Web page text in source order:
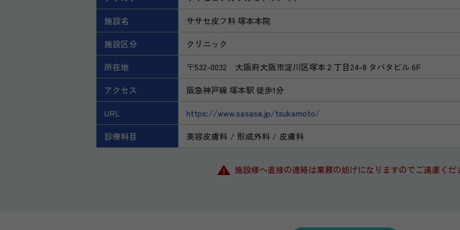
施設名
ササセ皮フ科 塚本本院
施設区分
クリニック
所在地
〒532-0032 大阪府大阪市淀川区塚本２丁目24-8 タバタビル 6F
アクセス
阪急神戸線 塚本駅 徒歩1分
URL
https://www.sasase.jp/tsukamoto/
診療科目
美容皮膚科 形成外科 皮膚科
施設様へ直接の連絡は業務の妨げになりますのでご遠慮くだ